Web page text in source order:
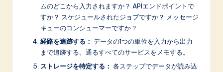
ムのどこから入力されますか？ APIエンドポイントで
すか？ スケジュールされたジョブですか？ メッセージ
キューのコンシューマーですか？
経路を追跡する： データの1つの単位を入力から出力
まで追跡する。通るすべてのサービスをメモする。
ストレージを特定する： 各ステップでデータが読み込